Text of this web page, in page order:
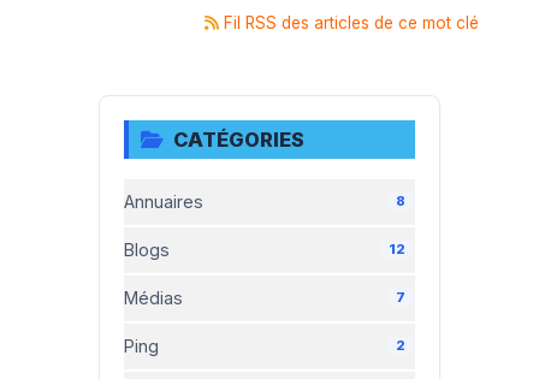
Fil RSS des articles de ce mot clé
CATÉGORIES
Annuaires 8
Blogs 12
Médias 7
Ping 2